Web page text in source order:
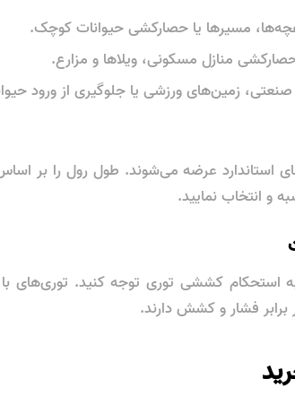
مسیرها یا حصارکشی حیوانات کوچک.
منازل مسکونی، ویلاها و مزارع.
صنعتی، زمین‌های ورزشی یا جلوگیری از ورود
استاندارد عرضه می‌شوند. طول رول را بر
و انتخاب نمایید.
استحکام کششی توری توجه کنید. توری‌های
برابر فشار و کشش دارند.